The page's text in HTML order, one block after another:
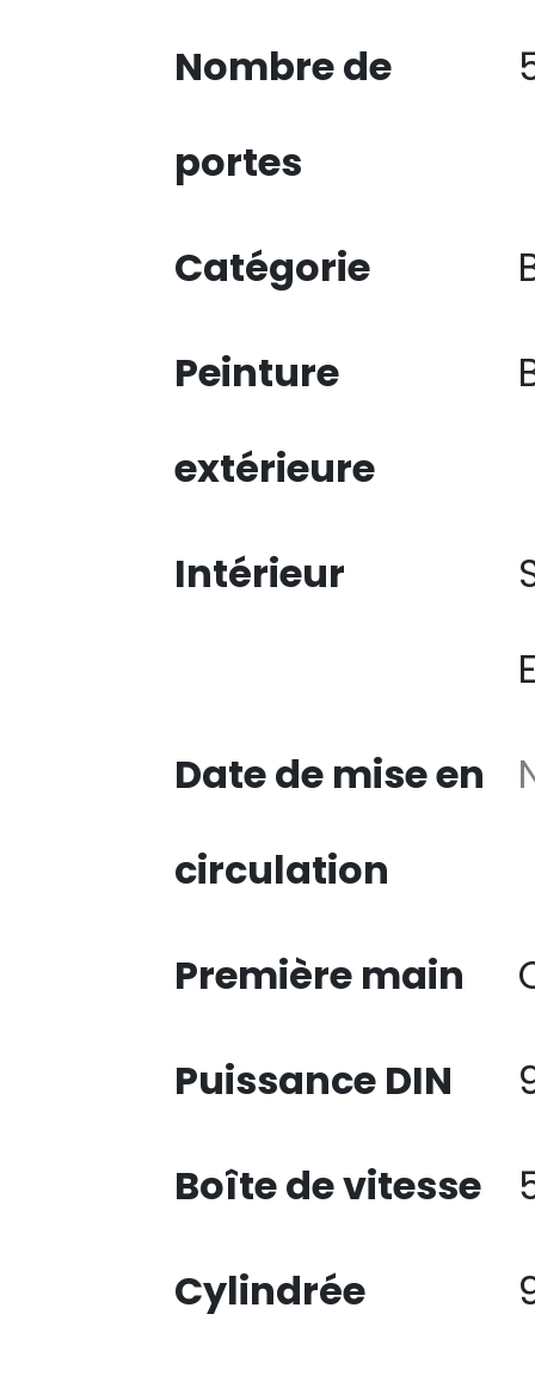
Nombre de
portes
Catégorie
Peinture
extérieure
Intérieur
Date de mise en
circulation
Première main
Puissance DIN
Boîte de vitesse
Cylindrée